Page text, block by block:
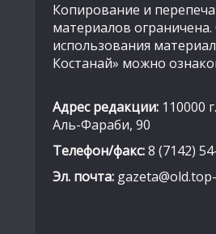
Копирование и
материалов ограничена.
использования
Костанай» можно
Адрес редакции: 110000
Аль-Фараби, 90
Телефон/факс:8 (7142)
Эл. почта: